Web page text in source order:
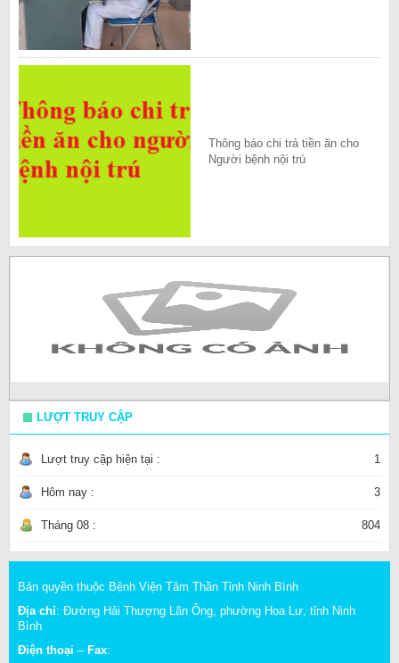
Thông báo chi trả tiền ăn cho
Người bệnh nội trú
LƯỢT TRUY CẬP
Lượt truy cập hiện tại : 1
Hôm nay : 3
Tháng 08 : 804
Bản quyền thuộc Bệnh Viện Tâm Thần Tỉnh Ninh Bình
Địa chỉ: Đường Hải Thượng Lãn Ông, phường Hoa Lư, tỉnh Ninh
Bình
Điện thoại – Fax: